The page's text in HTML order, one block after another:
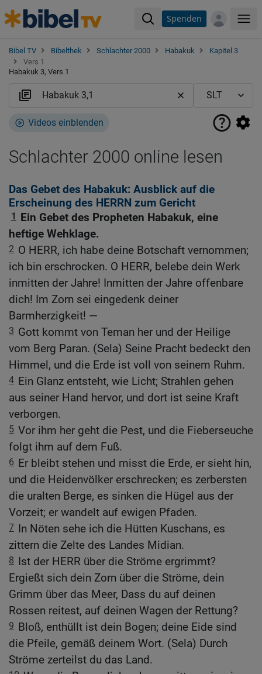
Spenden
Bibel TV Bibelthek Schlachter 2000 Habakuk
Kapitel 3
Vers 1
Habakuk 3, Vers 1
Videos einblenden
Schlachter 2000 online lesen
Das Gebet des Habakuk: Ausblick auf die
Erscheinung des HERRN zum Gericht
1
Ein Gebet des Propheten Habakuk, eine
heftige Wehklage.
2 O HERR, ich habe deine Botschaft vernommen;
ich bin erschrocken. O HERR, belebe dein Werk
inmitten der Jahre! Inmitten der Jahre offenbare
dich! Im Zorn sei eingedenk deiner
Barmherzigkeit! —
3 Gott kommt von Teman her und der Heilige
vom Berg Paran. (Sela) Seine Pracht bedeckt den
Himmel, und die Erde ist voll von seinem Ruhm.
4 Ein Glanz entsteht, wie Licht; Strahlen gehen
aus seiner Hand hervor, und dort ist seine Kraft
verborgen.
5 Vor ihm her geht die Pest, und die Fieberseuche
folgt ihm auf dem Fuß.
6 Er bleibt stehen und misst die Erde, er sieht hin,
und die Heidenvölker erschrecken; es zerbersten
die uralten Berge, es sinken die Hügel aus der
Vorzeit; er wandelt auf ewigen Pfaden.
7 In Nöten sehe ich die Hütten Kuschans, es
zittern die Zelte des Landes Midian.
8 Ist der HERR über die Ströme ergrimmt?
Ergießt sich dein Zorn über die Ströme, dein
Grimm über das Meer, Dass du auf deinen
Rossen reitest, auf deinen Wagen der Rettung?
9 Bloß, enthüllt ist dein Bogen; deine Eide sind
die Pfeile, gemäß deinem Wort. (Sela) Durch
Ströme zerteilst du das Land.